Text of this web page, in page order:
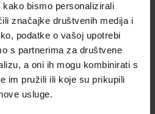
bismo personalizirali
značajke društvenih medija i
podatke o vašoj upotrebi
s partnerima za društvene
a oni ih mogu kombinirati s
im pružili ili koje su prikupili
usluge.
Omot
iz geografije za peti razred